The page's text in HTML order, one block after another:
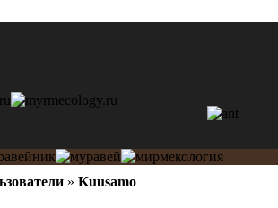
» Kuusamo